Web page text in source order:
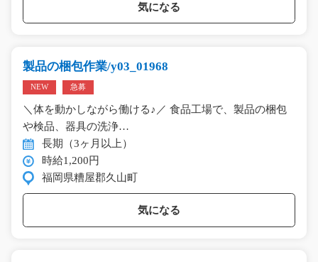
気になる
製品の梱包作業/y03_01968
NEW 急募
＼体を動かしながら働ける♪／ 食品工場で、製品の梱包
や検品、器具の洗浄…
長期（3ヶ月以上）
時給1,200円
福岡県糟屋郡久山町
気になる